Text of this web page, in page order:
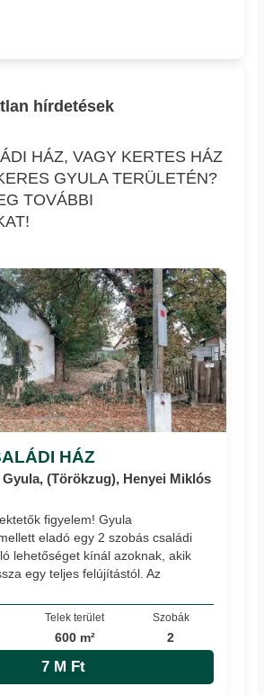
hírdetések
HÁZ, VAGY KERTES HÁZ
GYULA TERÜLETÉN?
TOVÁBBI
HÁZ
Gyula, (Törökzug), Henyei Miklós
figyelem! Gyula
eladó egy 2 szobás családi
lehetőséget kínál azoknak, akik
egy teljes felújítástól. Az
Telek terület
600 m²
Szobák
2
7 M Ft